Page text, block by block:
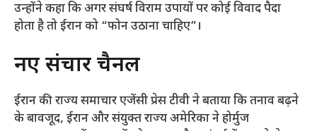
उन्होंने कहा कि अगर संघर्ष विराम उपायों पर कोई विवाद पैदा
होता है तो ईरान को “फोन उठाना चाहिए”।
नए संचार चैनल
ईरान की राज्य समाचार एजेंसी प्रेस टीवी ने बताया कि तनाव बढ़ने
के बावजूद, ईरान और संयुक्त राज्य अमेरिका ने होर्मुज